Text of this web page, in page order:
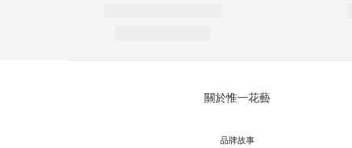
關於惟一花藝
品牌故事